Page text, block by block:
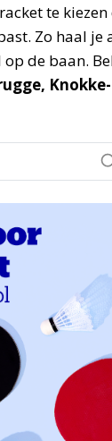
te
Zo haal je
de baan.